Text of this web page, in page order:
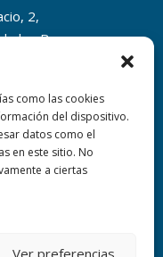
como las cookies
del dispositivo.
datos como el
en este sitio. No
a ciertas
Ver preferencias
2,
los Barros
01
09